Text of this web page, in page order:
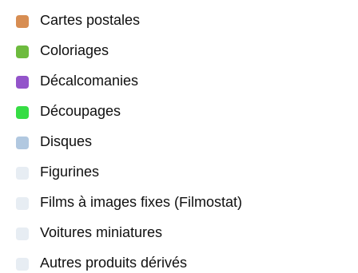
Cartes postales
Coloriages
Décalcomanies
Découpages
Disques
Figurines
Films à images fixes (Filmostat)
Voitures miniatures
Autres produits dérivés